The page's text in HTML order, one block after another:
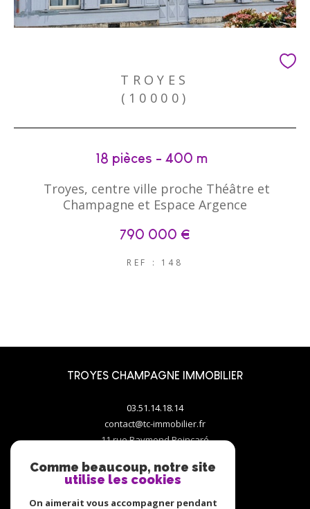
TROYES
(10000)
18 pièces - 400 m²
Troyes, centre ville proche Théâtre et
Champagne et Espace Argence
790 000 €
REF : 148
TROYES CHAMPAGNE IMMOBILIER
03.51.14.18.14
contact@tc-immobilier.fr
11 rue Raymond Poincaré
Comme beaucoup, notre site
utilise les cookies
On aimerait vous accompagner pendant